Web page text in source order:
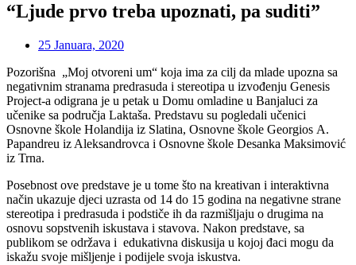
“Ljude prvo treba upoznati, pa suditi”
25 Januara, 2020
Pozorišna „Moj otvoreni um“ koja ima za cilj da mlade upozna sa
negativnim stranama predrasuda i stereotipa u izvođenju Genesis
Project-a odigrana je u petak u Domu omladine u Banjaluci za
učenike sa područja Laktaša. Predstavu su pogledali učenici
Osnovne škole Holandija iz Slatina, Osnovne škole Gеоrgiоs А.
Pаpаndrеu iz Aleksandrovca i Osnovne škole Desanka Maksimović
iz Trna.
Posebnost ove predstave je u tome što na kreativan i interaktivna
način ukazuje djeci uzrasta od 14 do 15 godina na negativne strane
stereotipa i predrasuda i podstiče ih da razmišljaju o drugima na
osnovu sopstvenih iskustava i stavova. Nakon predstave, sa
publikom se održava i edukativna diskusija u kojoj đaci mogu da
iskažu svoje mišljenje i podijele svoja iskustva.